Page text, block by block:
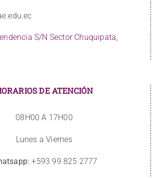
S/N Sector Chuquipata,
DE ATENCIÓN
08H00 A 17H00
Lunes a Viernes
+593 99 825 2777